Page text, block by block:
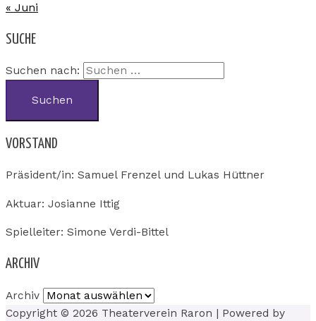
« Juni
SUCHE
Suchen nach:
VORSTAND
Präsident/in: Samuel Frenzel und Lukas Hüttner
Aktuar: Josianne Ittig
Spielleiter: Simone Verdi-Bittel
ARCHIV
Archiv
Copyright © 2026 Theaterverein Raron | Powered by